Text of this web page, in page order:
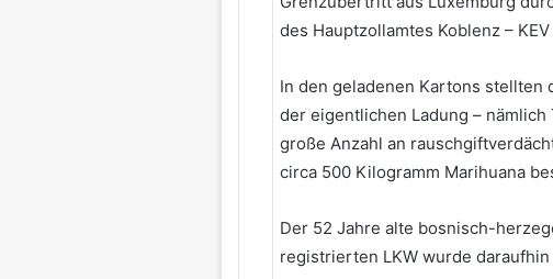
des Hauptzollamtes Koblenz –
In den geladenen Kartons
der eigentlichen Ladung –
große Anzahl an
circa 500 Kilogramm Marihuana
Der 52 Jahre alte bosnisch-
registrierten LKW wurde